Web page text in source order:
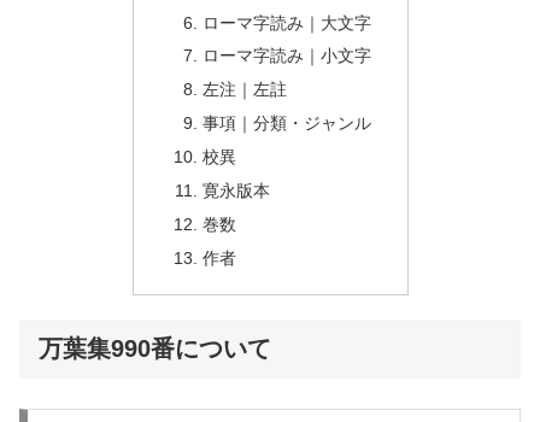
ローマ字読み｜大文字
ローマ字読み｜小文字
左注｜左註
事項｜分類・ジャンル
校異
寛永版本
巻数
作者
万葉集990番について